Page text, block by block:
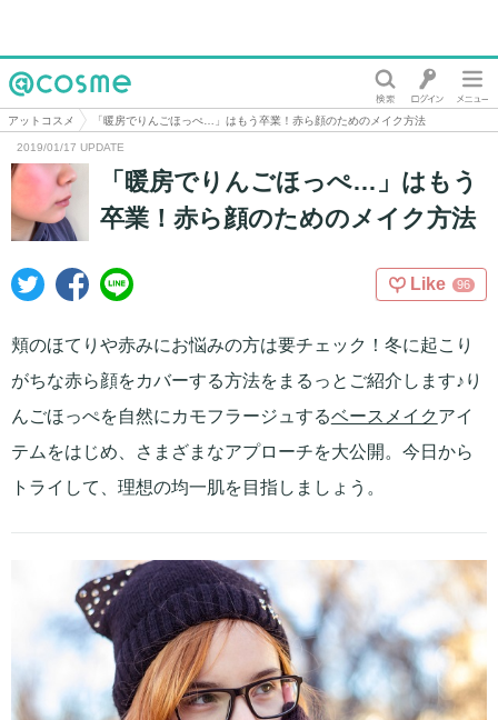
@cosme
アットコスメ 「暖房でりんごほっぺ…」はもう卒業！赤ら顔のためのメイク方法
2019/01/17 UPDATE
「暖房でりんごほっぺ…」はもう
卒業！赤ら顔のためのメイク方法
Like 96
頬のほてりや赤みにお悩みの方は要チェック！冬に起こり
がちな赤ら顔をカバーする方法をまるっとご紹介します♪り
んごほっぺを自然にカモフラージュするベースメイク アイ
テムをはじめ、さまざまなアプローチを大公開。今日から
トライして、理想の均一肌を目指しましょう。